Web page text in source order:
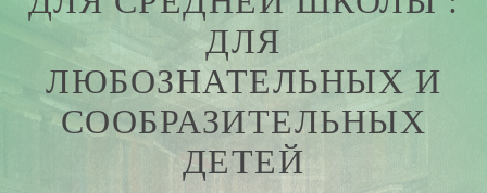
ДЛЯ
ЛЮБОЗНАТЕЛЬНЫХ И
СООБРАЗИТЕЛЬНЫХ
ДЕТЕЙ